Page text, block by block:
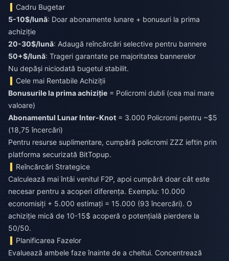
Cadru Bugetar
5-10$/lună: Doar abonamente lunare + bonusuri la prima
achiziție
20-30$/lună: Adaugă reîncărcări selective pentru bannere
50+$/lună: Trageri garantate pe majoritatea bannerelor
Nu depăși niciodată bugetul stabilit.
Cele mai Rentabile Achiziții
Bonusurile la prima achiziție = Policromi dubli (cea mai mare
Abonamentul Lunar Inter-Knot = 3.000 Policromi pentru ~$5
(18,75 încercări)
Pentru resurse suplimentare, cumpără policromi ZZZ ieftin prin
platforma securizată BitTopup.
Reîncărcări Strategice
Calculează mai întâi venitul F2P, apoi cumpără doar cât este
necesar pentru a acoperi diferența. Exemplu: 10.000
economisiți + 5.000 estimați = 15.000 (93 încercări). O
achiziție mică de 10-15$ acoperă o potențială pierdere la
50/50.
Planificarea Fazelor
Evaluează ambele faze înainte de a cheltui. Concentrează